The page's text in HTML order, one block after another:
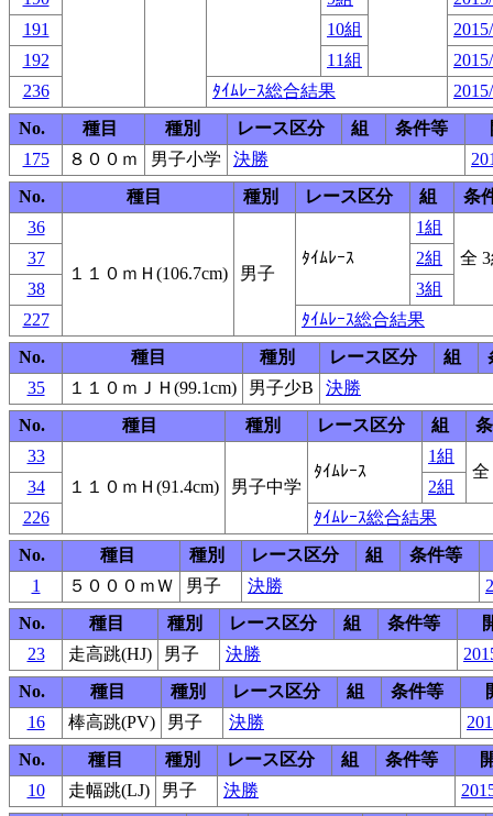
191
10組
192
11組
236
ﾀｲﾑﾚｰｽ総合結果
No.
種目 種別 レース区分 組 条件等
175
８００ｍ 男子小学 決勝
No.
種目 種別 レース区分 組
条
36
１１０ｍＨ(106.7cm) 男子
ﾀｲﾑﾚｰｽ
1組
全
37
2組
38
3組
227
ﾀｲﾑﾚｰｽ総合結果
No.
種目 種別 レース区分 組
35
１１０ｍＪＨ(99.1cm) 男子少B
決勝
No.
種目 種別 レース区分 組
33
１１０ｍＨ(91.4cm)
男子中学
ﾀｲﾑﾚｰｽ
1組
全
34
2組
226
ﾀｲﾑﾚｰｽ総合結果
No.
種目 種別 レース区分 組
条件等
1
５０００ｍＷ 男子 決勝
No.
種目 種別 レース区分 組 条件等
23
走高跳(HJ) 男子 決勝
No.
種目 種別 レース区分 組 条件等
16
棒高跳(PV) 男子 決勝
No.
種目 種別 レース区分 組 条件等
10
走幅跳(LJ) 男子 決勝